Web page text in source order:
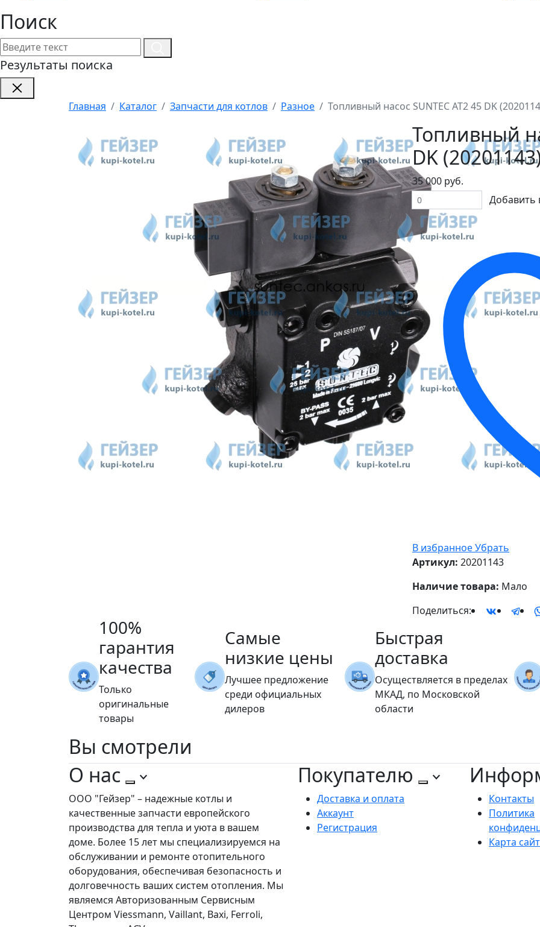
Поиск
Результаты поиска
Главная Каталог Запчасти для котлов Разное Топливный насос SUNTEC AT2 45 DK
Топливный
DK
35 000 руб.
Добавить
В избранноеУбрать
Артикул: 20201143
Наличие товара: Мало
Поделиться:
100%
гарантия
качества
Только
оригинальные
товары
Самые
низкие цены
Лучшее предложение
среди официальных
дилеров
Быстрая
доставка
Осуществляется в пределах
МКАД, по Московской
области
Вы смотрели
О нас
ООО "Гейзер" – надежные котлы и
качественные запчасти европейского
производства для тепла и уюта в вашем
доме. Более 15 лет мы специализируемся на
обслуживании и ремонте отопительного
оборудования, обеспечивая безопасность и
долговечность ваших систем отопления. Мы
являемся Авторизованным Сервисным
Центром Viessmann, Vaillant, Baxi, Ferroli,
Покупателю
Доставка и оплата
Аккаунт
Регистрация
Контакты
Политика
Карта